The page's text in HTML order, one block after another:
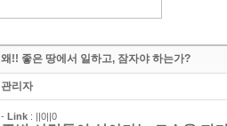
왜!! 좋은 땅에서 일하고, 잠자야 하는가?
관리자
- Link: ||0||0